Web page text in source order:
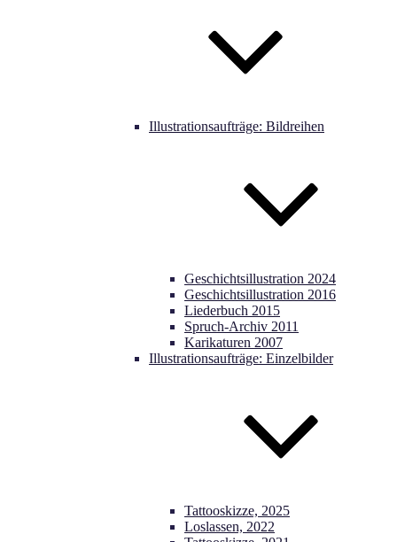
Illustrationsaufträge: Bildreihen
Geschichtsillustration 2024
Geschichtsillustration 2016
Liederbuch 2015
Spruch-Archiv 2011
Karikaturen 2007
Illustrationsaufträge: Einzelbilder
Tattooskizze, 2025
Loslassen, 2022